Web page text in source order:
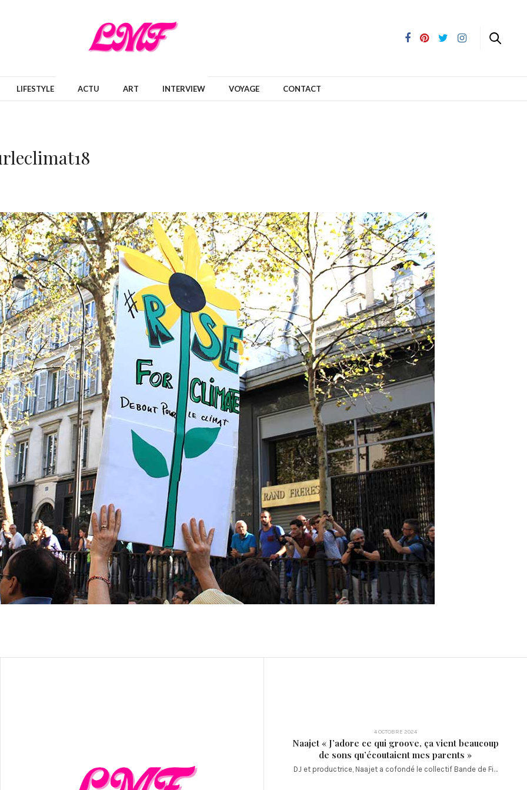
LIFESTYLE ACTU ART INTERVIEW VOYAGE CONTACT
4 OCTOBRE 2024
Naajet « J’adore ce qui groove, ça vient beaucoup
de sons qu’écoutaient mes parents »
DJ et productrice, Naajet a cofondé le collectif Bande de Fi…